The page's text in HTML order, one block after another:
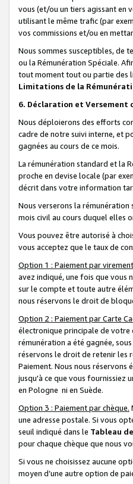
vous (et/ou un tiers agissant en
utilisant le même trafic (par
vos commissions et/ou en
Nous sommes susceptibles, de
ou la Rémunération Spéciale.
tout moment tout ou partie des
Limitations de la
6. Déclaration et Versement
Nous déploierons des efforts
cadre de notre suivi interne, et
gagnées au cours de ce mois.
La rémunération standard et la
proche en devise locale (par
décrit dans votre information
Nous verserons la
mois civil au cours duquel elles
Vous pouvez être autorisé à
vous acceptez que le taux de
Option 1 : Paiement par
avez indiqué, une fois que
sur le compte et toute autre
nous réservons le droit de
Option 2 : Paiement par Carte
électronique principale de votre
rémunération a été gagnée,
réservons le droit de retenir les
Paiement. Nous nous réservons
jusqu'à ce que vous fournissiez
en Pologne ni en Suède.
Option 3 : Paiement par chèque.
une adresse postale. Si vous
seuil indiqué dans le Tableau
pour chaque chèque que nous
Si vous ne choisissez aucune
moyen d’une autre option de